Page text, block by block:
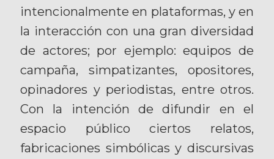
intencionalmente en plataformas, y en
la interacción con una gran diversidad
de actores; por ejemplo: equipos de
campaña, simpatizantes, opositores,
opinadores y periodistas, entre otros.
Con la intención de difundir en el
espacio público ciertos relatos,
fabricaciones simbólicas y discursivas